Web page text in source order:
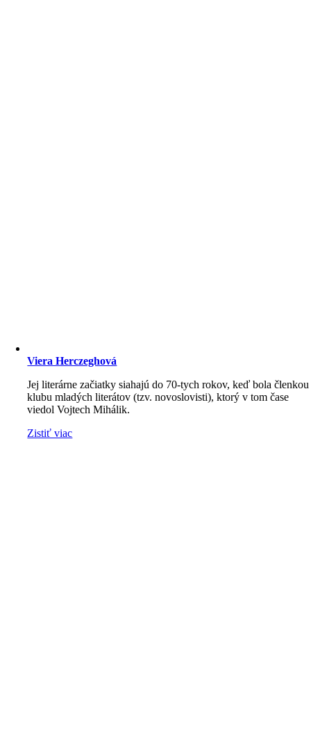
Viera Herczeghová
Jej literárne začiatky siahajú do 70-tych rokov, keď bola členkou
klubu mladých literátov (tzv. novoslovisti), ktorý v tom čase
viedol Vojtech Mihálik.
Zistiť viac